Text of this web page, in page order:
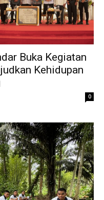
Buka Kegiatan
Kehidupan
0